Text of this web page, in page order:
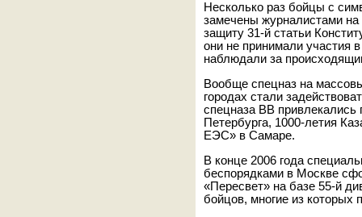
Несколько раз бойцы с
замечены журналистами на
защиту 31-й статьи
они не принимали участия
наблюдали за
Вообще спецназ на
городах стали
спецназа ВВ привлекались
Петербурга, 1000-летия
ЕЭС» в Самаре.
В конце 2006 года
беспорядками в Москве
«Пересвет» на базе 55-й
бойцов, многие из которых